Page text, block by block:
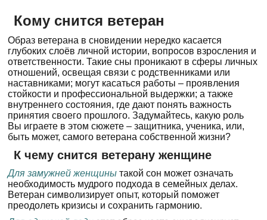
Кому снится ветеран
Образ ветерана в сновидении нередко касается
глубоких слоёв личной истории, вопросов взросления и
ответственности. Такие сны проникают в сферы личных
отношений, освещая связи с родственниками или
наставниками; могут касаться работы – проявления
стойкости и профессиональной выдержки; а также
внутреннего состояния, где дают понять важность
принятия своего прошлого. Задумайтесь, какую роль
Вы играете в этом сюжете – защитника, ученика, или,
быть может, самого ветерана собственной жизни?
К чему снится ветерану женщине
Для замужней женщины такой сон может означать
необходимость мудрого подхода в семейных делах.
Ветеран символизирует опыт, который поможет
преодолеть кризисы и сохранить гармонию.